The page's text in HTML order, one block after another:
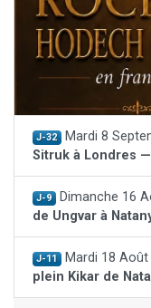
J-32 Mardi 8
Sitruk à Londres
J-9 Dimanche 16
de Ungvar à
J-11 Mardi 18 Août |
plein Kikar de